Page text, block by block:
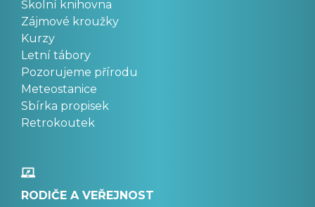
Školní knihovna
Zájmové kroužky
Kurzy
Letní tábory
Pozorujeme přírodu
Meteostanice
Sbírka propisek
Retrokoutek
RODIČE A VEŘEJNOST